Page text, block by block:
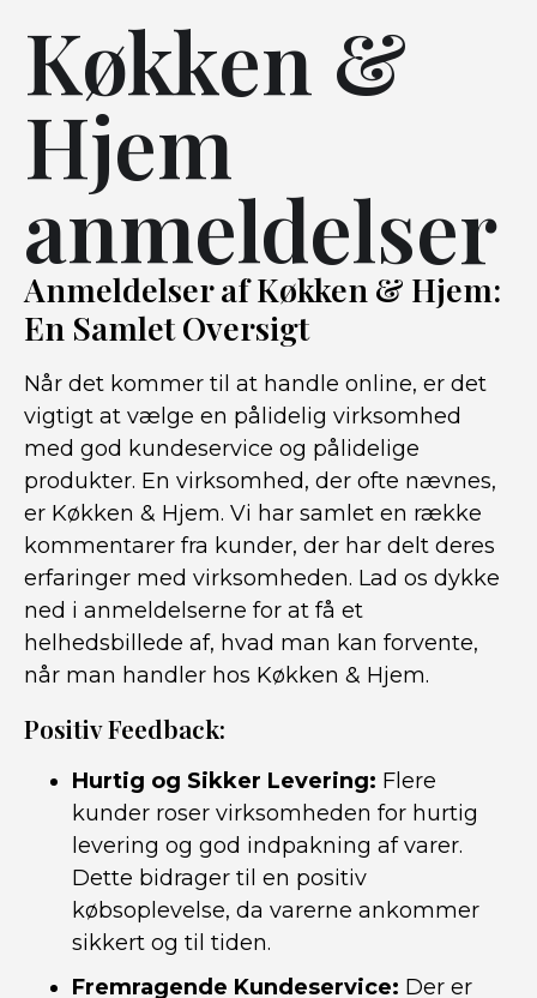
Køkken &
Hjem
anmeldelser
Anmeldelser af Køkken & Hjem:
En Samlet Oversigt
Når det kommer til at handle online, er det
vigtigt at vælge en pålidelig virksomhed
med god kundeservice og pålidelige
produkter. En virksomhed, der ofte nævnes,
er Køkken & Hjem. Vi har samlet en række
kommentarer fra kunder, der har delt deres
erfaringer med virksomheden. Lad os dykke
ned i anmeldelserne for at få et
helhedsbillede af, hvad man kan forvente,
når man handler hos Køkken & Hjem.
Positiv Feedback:
Hurtig og Sikker Levering: Flere
kunder roser virksomheden for hurtig
levering og god indpakning af varer.
Dette bidrager til en positiv
købsoplevelse, da varerne ankommer
sikkert og til tiden.
Fremragende Kundeservice: Der er